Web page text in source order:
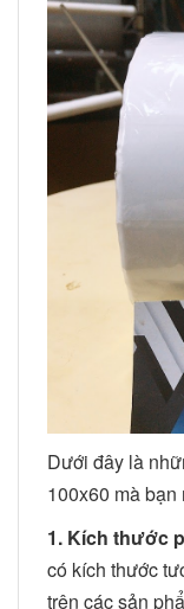
Dưới đây là
100x60 mà bạn
1. Kích thước
có kích thước
trên các sản